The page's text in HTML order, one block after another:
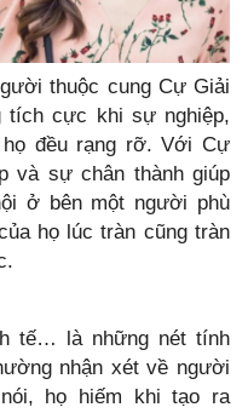
thuộc cung Cự Giải
tích cực khi sự nghiệp,
đều rạng rỡ. Với Cự
và sự chân thành giúp
ở bên một người phù
họ lúc tràn cũng tràn
tế… là những nét tính
nhận xét về người
họ hiếm khi tạo ra